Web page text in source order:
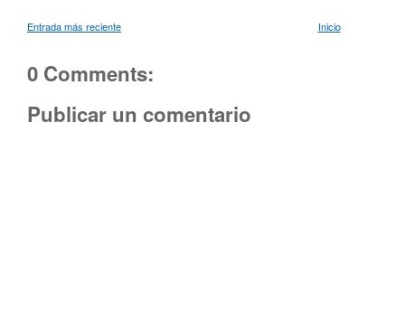
Entrada más reciente Inicio
0 Comments:
Publicar un comentario